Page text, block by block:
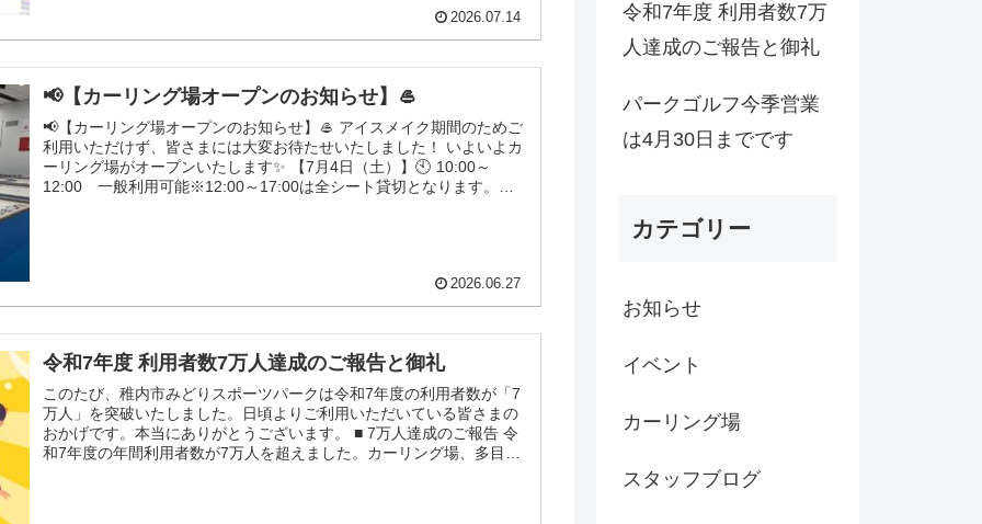
2026.07.14
📢【カーリング場オープンのお知らせ】🥌
📢【カーリング場オープンのお知らせ】🥌 アイスメイク期間のためご
利用いただけず、皆さまには大変お待たせいたしました！ いよいよカ
ーリング場がオープンいたします✨ 【7月4日（土）】🕙 10:00～
12:00 一般利用可能※12:00～17:00は全シート貸切となります。🕙
2026.06.27
令和7年度 利用者数7万人達成のご報告と御礼
このたび、稚内市みどりスポーツパークは令和7年度の利用者数が「7
万人」を突破いたしました。日頃よりご利用いただいている皆さまの
おかげです。本当にありがとうございます。 ■ 7万人達成のご報告 令
和7年度の年間利用者数が7万人を超えました。カーリング場、多目的
令和7年度 利用者数7万
人達成のご報告と御礼
パークゴルフ今季営業
は4月30日までです
カテゴリー
お知らせ
イベント
カーリング場
スタッフブログ